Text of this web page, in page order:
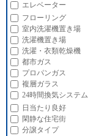
エレベーター
フローリング
室内洗濯機置き場
洗濯機置き場
洗濯・衣類乾燥機
都市ガス
プロパンガス
複層ガラス
24時間換気システム
日当たり良好
閑静な住宅街
分譲タイプ